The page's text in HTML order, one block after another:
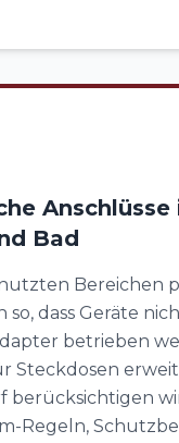
Anschlüsse
Bad
Bereichen
so, dass Geräte
betrieben
Steckdosen
berücksichtigen
Regeln,